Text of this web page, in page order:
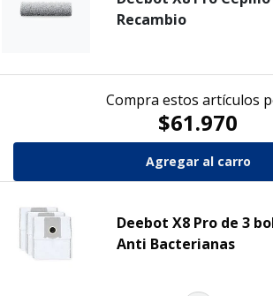
Recambio
Compra estos artículos
$61.970
Deebot X8 Pro de 3
Anti Bacterianas